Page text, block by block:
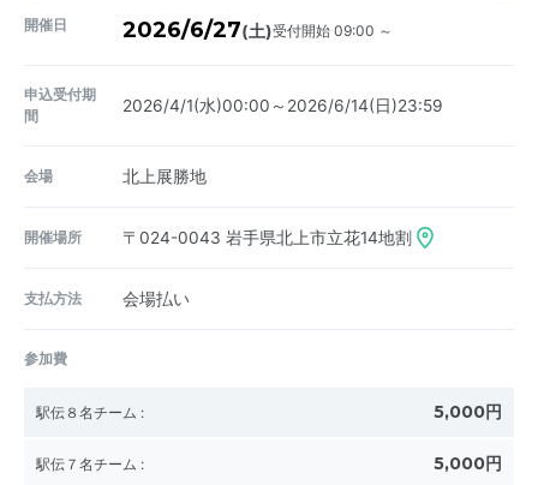
開催日 2026/6/27(土)受付開始 09:00 ～
申込受付期
間
2026/4/1(水)00:00～2026/6/14(日)23:59
会場 北上展勝地
開催場所 〒024-0043 岩手県北上市立花14地割
支払方法 会場払い
参加費
駅伝８名チーム : 5,000円
駅伝７名チーム : 5,000円